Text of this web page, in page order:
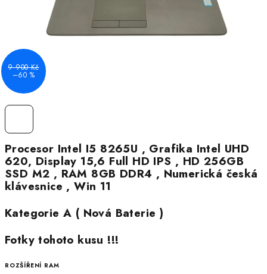
Procesor Intel I5 8265U , Grafika Intel UHD
620, Display 15,6 Full HD IPS , HD 256GB
SSD M2 , RAM 8GB DDR4 , Numerická česká
klávesnice , Win 11
Kategorie A ( Nová Baterie )
Fotky tohoto kusu !!!
ROZŠÍŘENÍ RAM
9 900 Kč
–60 %